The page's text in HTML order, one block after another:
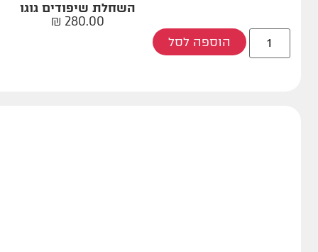
השחלת שיפודים גוגו
280.00
₪
הוספה לסל